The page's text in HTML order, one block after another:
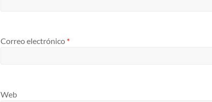
Correo electrónico *
Web